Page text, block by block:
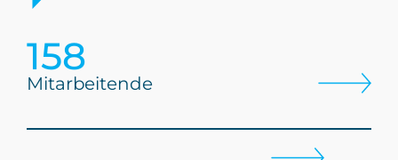
Mitarbeitende
195